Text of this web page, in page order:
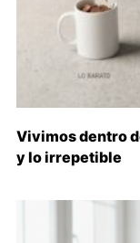
Vivimos dentro
y lo irrepetible